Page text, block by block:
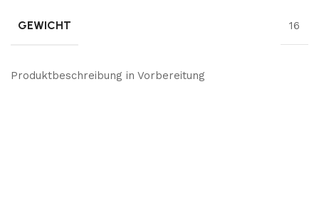
GEWICHT 16
Produktbeschreibung in Vorbereitung